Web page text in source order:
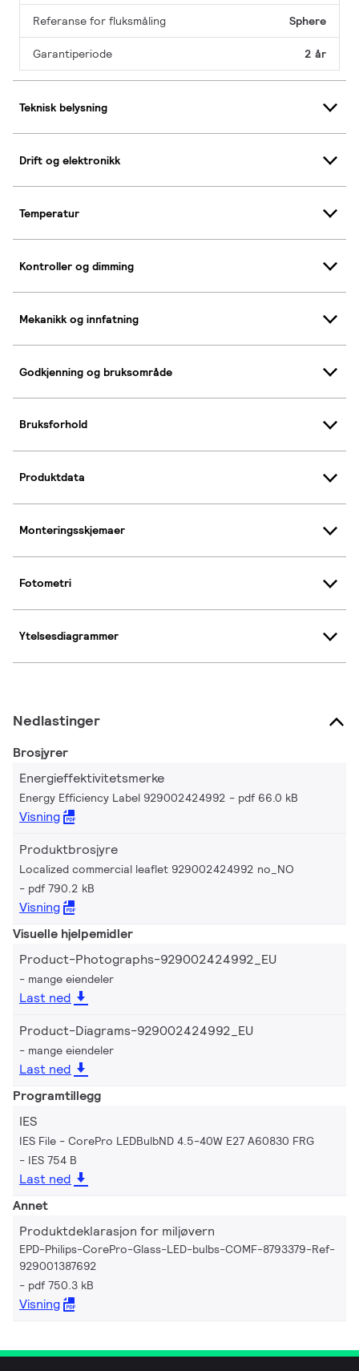
Referanse for fluksmåling Sphere
Garantiperiode 2 år
Teknisk belysning
Drift og elektronikk
Temperatur
Kontroller og dimming
Mekanikk og innfatning
Godkjenning og bruksområde
Bruksforhold
Produktdata
Monteringsskjemaer
Fotometri
Ytelsesdiagrammer
Nedlastinger
Brosjyrer
Energieffektivitetsmerke
Energy Efficiency Label 929002424992 pdf 66.0 kB
Visning
Produktbrosjyre
Localized commercial leaflet 929002424992 no_NO
pdf 790.2 kB
Visning
Visuelle hjelpemidler
Product-Photographs-929002424992_EU
mange eiendeler
Last ned
Product-Diagrams-929002424992_EU
mange eiendeler
Last ned
Programtillegg
IES
IES File - CorePro LEDBulbND 4.5-40W E27 A60830 FRG
IES 754 B
Last ned
Annet
Produktdeklarasjon for miljøvern
EPD-Philips-CorePro-Glass-LED-bulbs-COMF-8793379-Ref-
929001387692
pdf 750.3 kB
Visning